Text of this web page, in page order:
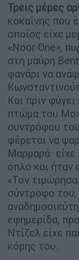
Τρεις μέρες
κοκαΐνης που
οποίος είχε
«Noor One»,
στη μαύρη
φανάρι να
Και πριν
πτώμα του
συντρόφου
φέρεται να
Μαρμαρά·
όπλο και ήταν
«Τον
σύντροφο του,
εφημερίδα,
Ντίζελ είχε
κόρης του.